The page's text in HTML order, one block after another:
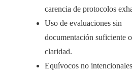
carencia de protocolos
Uso de evaluaciones sin
documentación suficiente
claridad.
Equívocos no